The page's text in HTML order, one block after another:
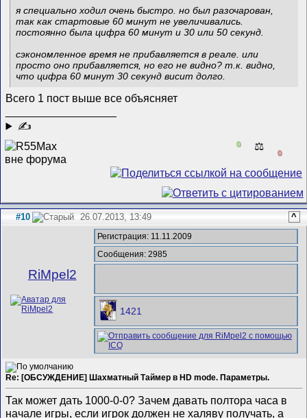
я специально ходил очень быстро. но был разочарован,
так как стартовые 60 минут не увеличивались.
постоянно была цифра 60 минут и 30 или 50 секунд.
сэкономленное время не прибавляется в реале. или
просто оно прибавляется, но его не видно? т.к. видно,
что цифра 60 минут 30 секунд висит долго.
Всего 1 пост выше все объясняет
✍
0 ⚖️
0
#10 26.07.2013, 13:49 ^
RiMpel2
Регистрация: 11.11.2009
Сообщения: 2985
1421
Re: [ОБСУЖДЕНИЕ] Шахматный Таймер в HD mode. Параметры.
Так может дать 1000-0-0? Зачем давать полтора часа в
начале игры, если игрок должен не халяву получать, а